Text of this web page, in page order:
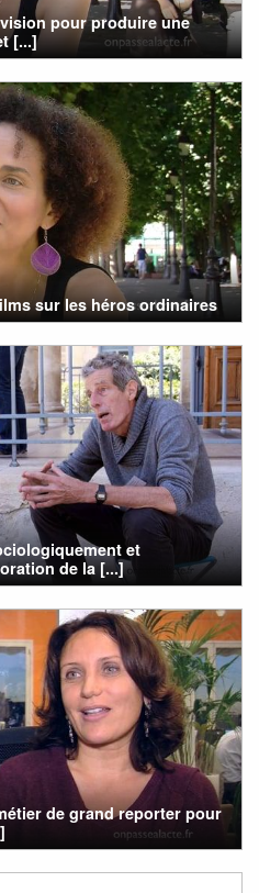
pour produire une
[...]
sur les héros ordinaires
et
de la [...]
de grand reporter pour